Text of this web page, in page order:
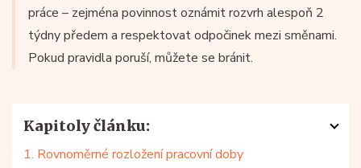
práce – zejména povinnost oznámit rozvrh alespoň 2
týdny předem a respektovat odpočinek mezi směnami.
Pokud pravidla poruší, můžete se bránit.
Kapitoly článku:
1. Rovnoměrné rozložení pracovní doby